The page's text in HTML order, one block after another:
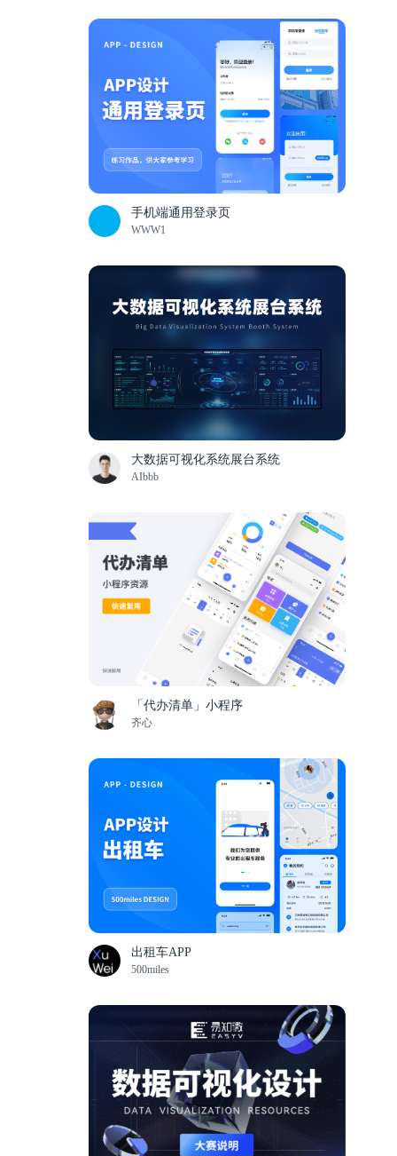
手机端通用登录页
WWW1
大数据可视化系统展台系统
AIbbb
「代办清单」小程序
齐心
出租车APP
500miles